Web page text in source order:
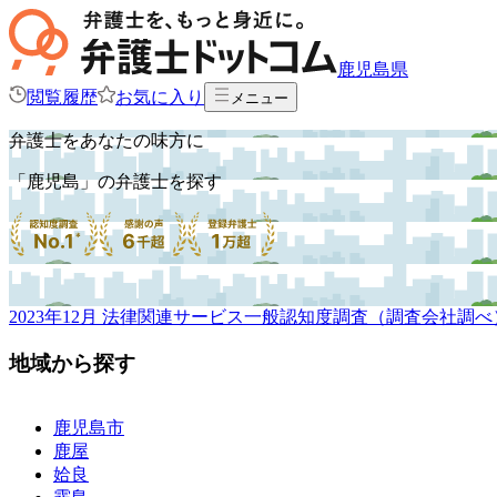
鹿児島県
閲覧履歴
お気に入り メニュー
弁護士をあなたの味方に
「鹿児島」の弁護士を探す
2023年12月 法律関連サービス一般認知度調査（調査会社調べ
地域から探す
鹿児島市
鹿屋
姶良